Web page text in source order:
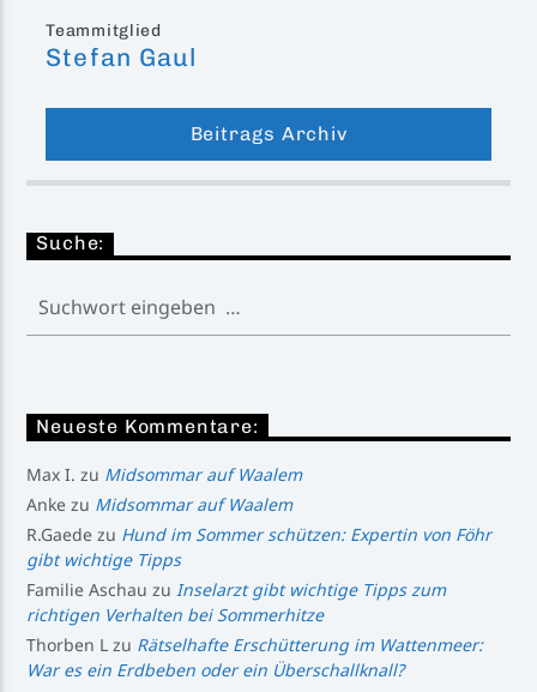
Teammitglied
Stefan Gaul
Beitrags Archiv
Suche:
Neueste Kommentare:
Max I. zu Midsommar auf Waalem
Anke zu Midsommar auf Waalem
R.Gaede zu Hund im Sommer schützen: Expertin von Föhr
gibt wichtige Tipps
Familie Aschau zuInselarzt gibt wichtige Tipps zum
richtigen Verhalten bei Sommerhitze
Thorben L zu Rätselhafte Erschütterung im Wattenmeer:
War es ein Erdbeben oder ein Überschallknall?